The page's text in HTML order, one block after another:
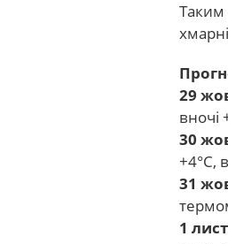
Таким
29
вночі
30
+4°С,
31
1